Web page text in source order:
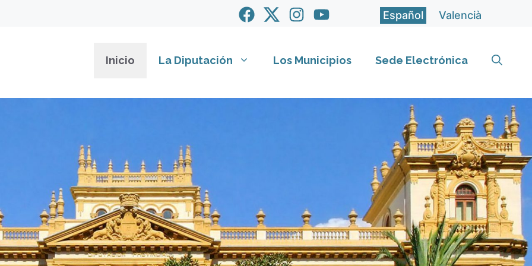
Español Valencià
Inicio La Diputación Los Municipios Sede Electrónica